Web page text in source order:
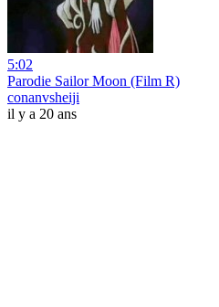
5:02
Parodie Sailor Moon (Film R)
conanvsheiji
il y a 20 ans